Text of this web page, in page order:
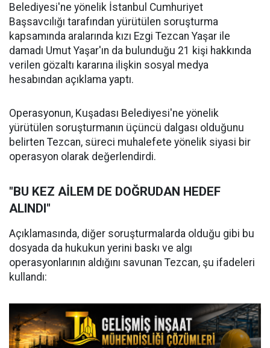
Belediyesi'ne yönelik İstanbul Cumhuriyet
Başsavcılığı tarafından yürütülen soruşturma
kapsamında aralarında kızı Ezgi Tezcan Yaşar ile
damadı Umut Yaşar'ın da bulunduğu 21 kişi hakkında
verilen gözaltı kararına ilişkin sosyal medya
hesabından açıklama yaptı.
Operasyonun, Kuşadası Belediyesi'ne yönelik
yürütülen soruşturmanın üçüncü dalgası olduğunu
belirten Tezcan, süreci muhalefete yönelik siyasi bir
operasyon olarak değerlendirdi.
"BU KEZ AİLEM DE DOĞRUDAN HEDEF
ALINDI"
Açıklamasında, diğer soruşturmalarda olduğu gibi bu
dosyada da hukukun yerini baskı ve algı
operasyonlarının aldığını savunan Tezcan, şu ifadeleri
kullandı: